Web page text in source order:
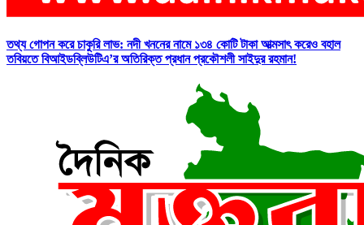
তথ্য গোপন করে চাকুরি লাভ: নদী খননের নামে ১৩৪ কোটি টাকা আত্মসাৎ করেও বহাল
তবিয়তে বিআইডব্লিউটিএ’র অতিরিক্ত প্রধান প্রকৌশলী সাইদুর রহমান!